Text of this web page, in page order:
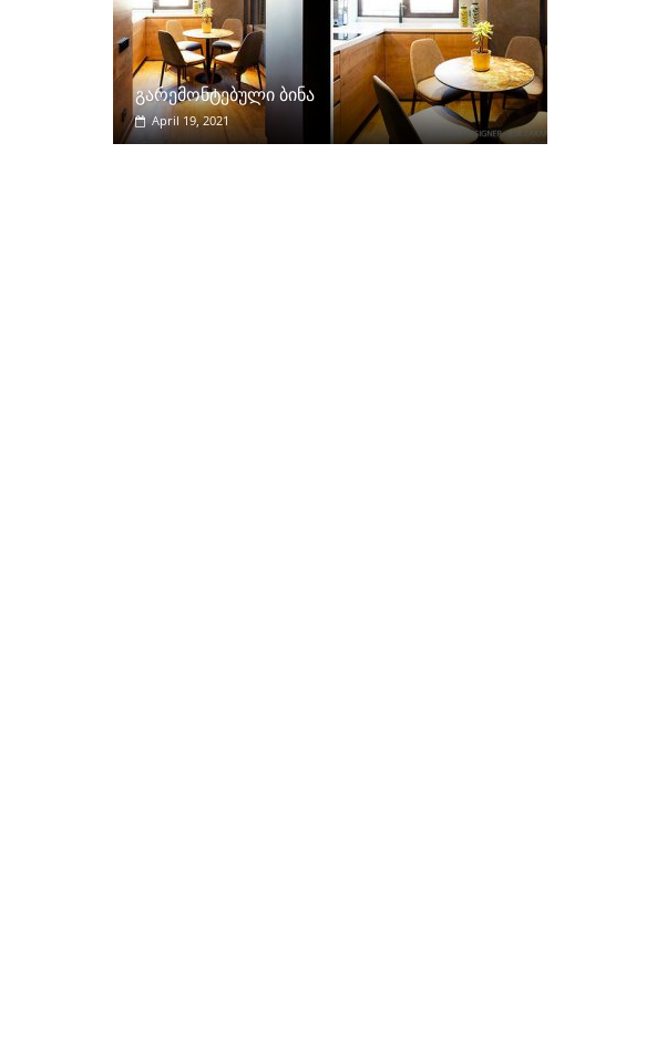
გარემონტებული ბინა
April 19, 2021